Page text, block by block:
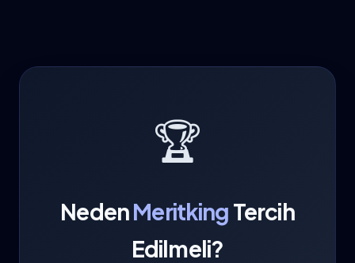
🏆
NedenMeritking Tercih
Edilmeli?